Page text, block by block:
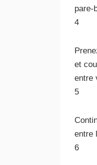
pare-
4
et
entre
5
entre
6